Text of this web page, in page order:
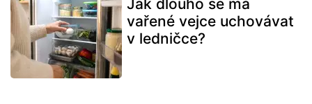
Jak dlouho se má
vařené vejce uchovávat
v ledničce?